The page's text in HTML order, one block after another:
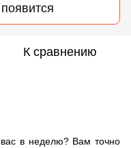
К сравнению
вас в неделю? Вам точно